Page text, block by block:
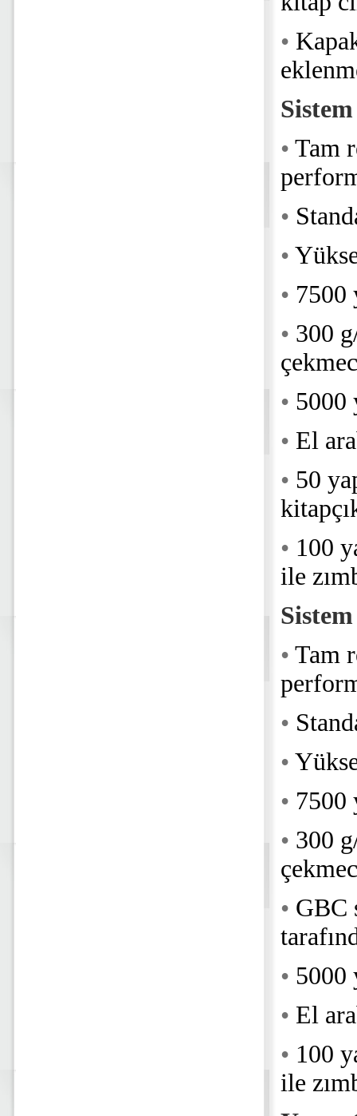
•
• Tam
•
•
• 7500
• 300
• 5000
• El
• 50
• 100
ile
• Tam
•
•
• 7500
• 300
• GBC
• 5000
• El
• 100
ile